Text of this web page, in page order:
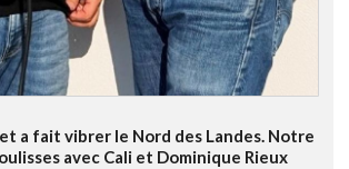
a fait vibrer le Nord des Landes. Notre
avec Cali et Dominique Rieux